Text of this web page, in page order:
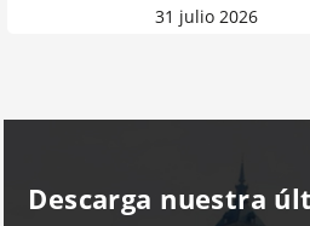
31 julio 2026
Descarga nuestra